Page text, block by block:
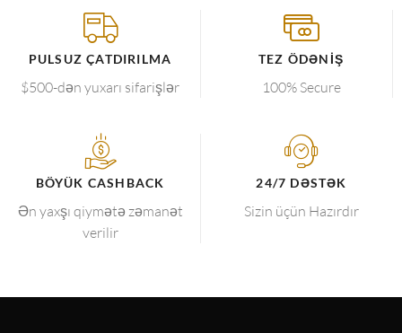
PULSUZ ÇATDIRILMA
$500-dən yuxarı sifarişlər
TEZ ÖDƏNIŞ
100% Secure
BÖYÜK CASHBACK
Ən yaxşı qiymətə zəmanət
verilir
24/7 DƏSTƏK
Sizin üçün Hazırdır